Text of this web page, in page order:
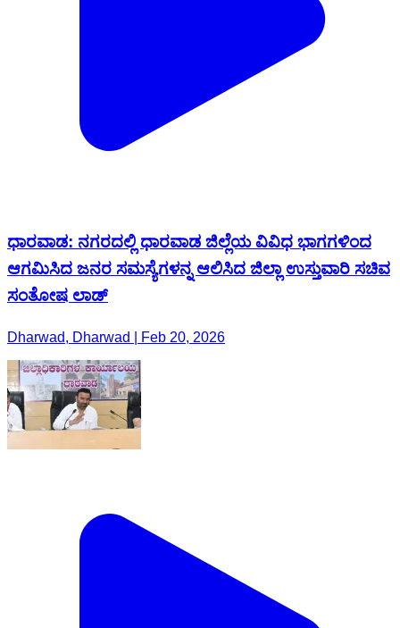
ಧಾರವಾಡ: ನಗರದಲ್ಲಿ ಧಾರವಾಡ ಜಿಲ್ಲೆಯ ವಿವಿಧ ಭಾಗಗಳಿಂದ
ಆಗಮಿಸಿದ ಜನರ ಸಮಸ್ಯೆಗಳನ್ನ ಆಲಿಸಿದ ಜಿಲ್ಲಾ ಉಸ್ತುವಾರಿ ಸಚಿವ
ಸಂತೋಷ ಲಾಡ್
Dharwad, Dharwad | Feb 20, 2026